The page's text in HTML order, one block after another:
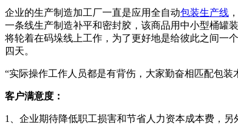
企业的生产制造加工厂一直是应用全自动包装生产线
一条线生产制造补平和密封胶，该商品用中小型桶罐
将轮着在码垛线上工作，为了更好地是给彼此之间一
四天。
“实际操作工作人员都是有背伤，大家勤奋相匹配包
客户满意度：
1、企业期待降低职工损害和节省人力资本成本费，另